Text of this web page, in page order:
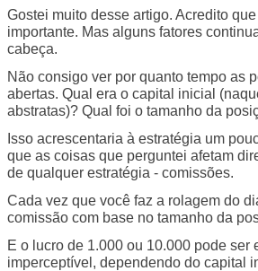
Gostei muito desse artigo. Acredito que
importante. Mas alguns fatores
cabeça.
Não consigo ver por quanto tempo as
abertas. Qual era o capital inicial
abstratas)? Qual foi o tamanho da
Isso acrescentaria à estratégia um
que as coisas que perguntei afetam
de qualquer estratégia - comissões.
Cada vez que você faz a rolagem do
comissão com base no tamanho da
E o lucro de 1.000 ou 10.000 pode ser
imperceptível, dependendo do capital